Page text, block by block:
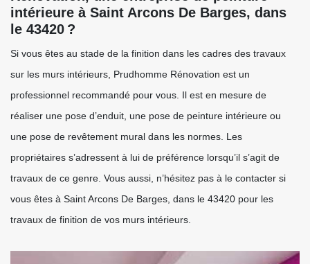
intérieure à Saint Arcons De Barges, dans
le 43420 ?
Si vous êtes au stade de la finition dans les cadres des travaux
sur les murs intérieurs, Prudhomme Rénovation est un
professionnel recommandé pour vous. Il est en mesure de
réaliser une pose d’enduit, une pose de peinture intérieure ou
une pose de revêtement mural dans les normes. Les
propriétaires s’adressent à lui de préférence lorsqu’il s’agit de
travaux de ce genre. Vous aussi, n’hésitez pas à le contacter si
vous êtes à Saint Arcons De Barges, dans le 43420 pour les
travaux de finition de vos murs intérieurs.